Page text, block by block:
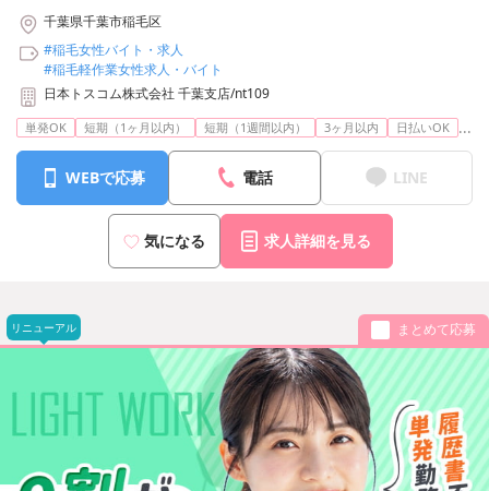
千葉県千葉市稲毛区
#稲毛女性バイト・求人
#稲毛軽作業女性求人・バイト
日本トスコム株式会社 千葉支店/nt109
単発OK 短期（1ヶ月以内） 短期（1週間以内） 3ヶ月以内 日払いOK ...
WEBで応募 電話 LINE
気になる 求人詳細を見る
リニューアル まとめて応募